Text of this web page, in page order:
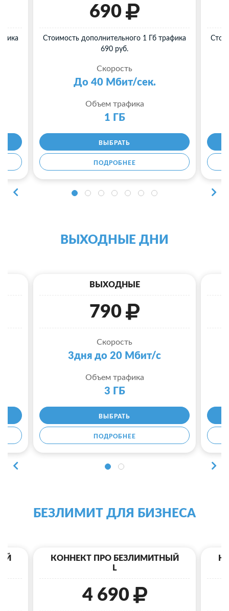
690
Стоимость дополнительного 1 Гб трафика
690 руб.
Скорость
До 40 Мбит/сек.
Объем трафика
1 ГБ
ВЫБРАТЬ
ПОДРОБНЕЕ
ВЫХОДНЫЕ ДНИ
ВЫХОДНЫЕ
790
Скорость
3дня до 20 Мбит/с
Объем трафика
3 ГБ
ВЫБРАТЬ
ПОДРОБНЕЕ
БЕЗЛИМИТ ДЛЯ БИЗНЕСА
КОННЕКТ ПРО БЕЗЛИМИТНЫЙ
L
4 690